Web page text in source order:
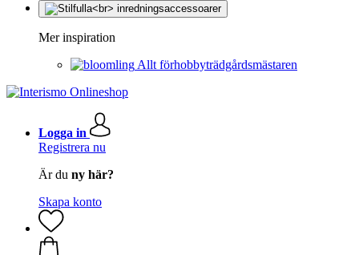
Mer inspiration
Allt förhobbyträdgårdsmästaren
Logga in
Registrera nu
Är du ny här?
Skapa konto